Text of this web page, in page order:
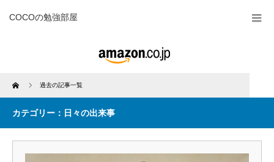
COCOの勉強部屋
Home 過去の記事一覧
カテゴリー：日々の出来事